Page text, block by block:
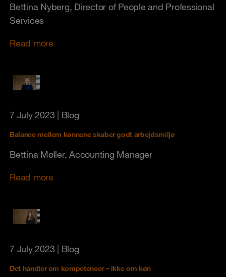
Bettina Nyberg, Director of People and Professional
Services
Read more
7 July 2023 | Blog
Balance mellem kønnene skaber godt arbejdsmiljø
Bettina Møller, Accounting Manager
Read more
7 July 2023 | Blog
Det handler om kompetencer – ikke om køn